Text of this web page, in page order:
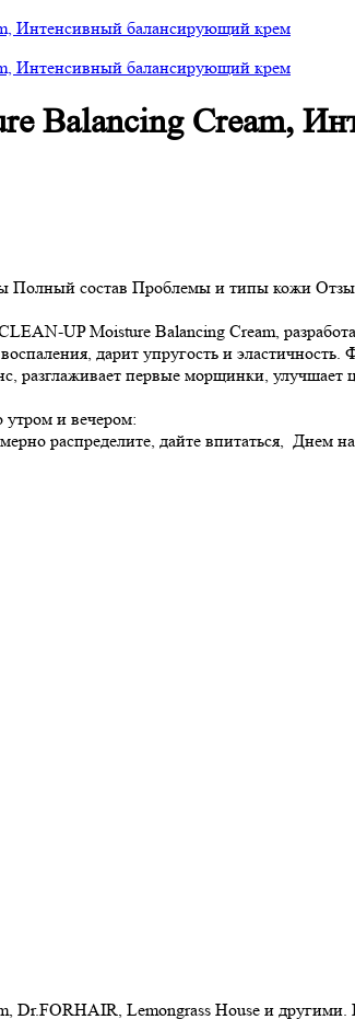
Balancing Cream,
Полный состав Проблемы и типы кожи
UP Moisture Balancing Cream,
дарит упругость и
разглаживает первые морщинки,
и вечером:
распределите, дайте впитаться, Днем
Dr.FORHAIR, Lemongrass House и другими.